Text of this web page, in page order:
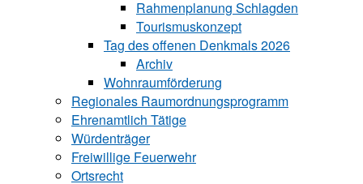
Rahmenplanung Schlagden
Tourismuskonzept
Tag des offenen Denkmals 2026
Archiv
Wohnraumförderung
Regionales Raumordnungsprogramm
Ehrenamtlich Tätige
Würdenträger
Freiwillige Feuerwehr
Ortsrecht